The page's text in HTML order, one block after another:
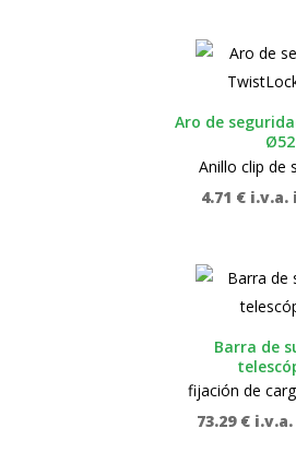
Aro de
Ø52
Anillo clip de
4.71 € i.v.a.
Barra de
fijación de
73.29 €